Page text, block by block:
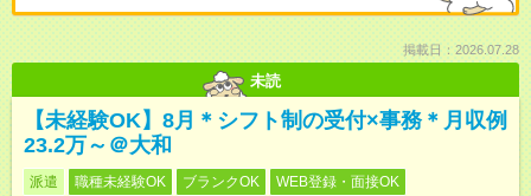
掲載日：2026.07.28
未読
【未経験OK】8月＊シフト制の受付×事務＊月収例
23.2万～＠大和
派遣 職種未経験OK ブランクOK WEB登録・面接OK